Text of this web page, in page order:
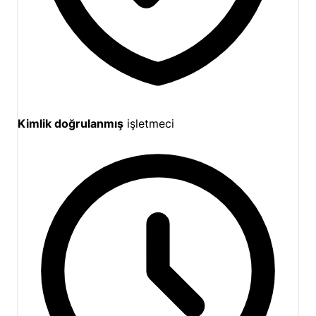
arasında oldukça makul ve erişilebilir seviyededir.
Siz de doğanın sessizliğini ve aile sıcaklığını
arıyorsanız, yerinizi hemen ayırtın.
Kimlik doğrulanmış işletmeci